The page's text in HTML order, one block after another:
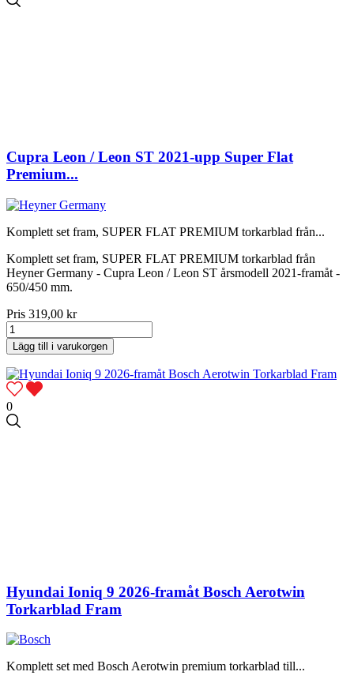
Cupra Leon / Leon ST 2021-upp Super Flat
Premium...
Komplett set fram, SUPER FLAT PREMIUM torkarblad från...
Komplett set fram, SUPER FLAT PREMIUM torkarblad från
Heyner Germany - Cupra Leon / Leon ST årsmodell 2021-framåt -
650/450 mm.
Pris 319,00 kr
Lägg till i varukorgen
0
Hyundai Ioniq 9 2026-framåt Bosch Aerotwin
Torkarblad Fram
Komplett set med Bosch Aerotwin premium torkarblad till...